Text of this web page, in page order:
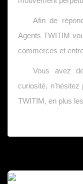
Afin de
Agents TWITIM
commerces et
Vous avez
curiosité, n'hésitez
TWITIM, en plus